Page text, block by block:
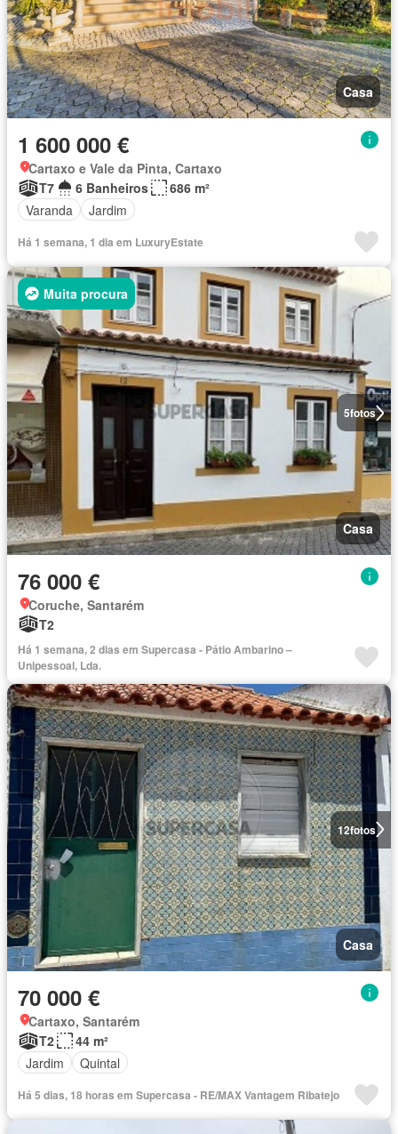
Casa
1 600 000 €
Cartaxo e Vale da Pinta, Cartaxo
T7
6 Banheiros
686 m²
Varanda
Jardim
Há 1 semana, 1 dia em LuxuryEstate
5fotos
Muita procura
Casa
76 000 €
Coruche, Santarém
T2
Há 1 semana, 2 dias em Supercasa - Pátio Ambarino –
Unipessoal, Lda.
12fotos
Casa
70 000 €
Cartaxo, Santarém
T2
44 m²
Jardim
Quintal
Há 5 dias, 18 horas em Supercasa - RE/MAX Vantagem Ribatejo